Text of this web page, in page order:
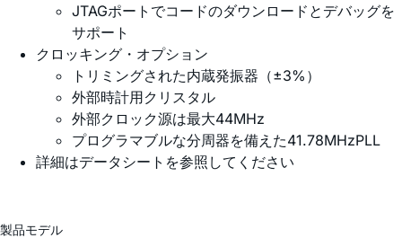
JTAGポートでコードのダウンロードとデバッグを
サポート
クロッキング・オプション
トリミングされた内蔵発振器（±3%）
外部時計用クリスタル
外部クロック源は最大44MHz
プログラマブルな分周器を備えた41.78MHzPLL
詳細はデータシートを参照してください
製品モデル